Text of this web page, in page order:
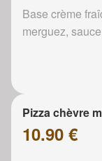
Base crème
merguez,
Pizza chèvre
10.90 €